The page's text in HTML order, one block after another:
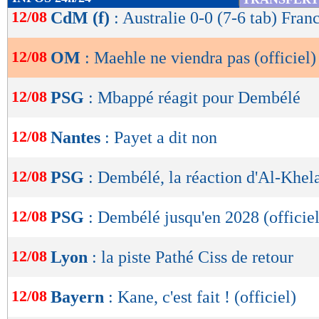
de
OK
12/08 CdM (f) : Australie 0-0 (7-6 tab)
12/08 OM : Maehle ne viendra pas (officiel)
12/08 PSG : Mbappé réagit pour Dembélé
12/08 Nantes : Payet a dit non
12/08 PSG : Dembélé, la réaction d'Al-
12/08 PSG : Dembélé jusqu'en 2028
12/08 Lyon : la piste Pathé Ciss de retour
12/08 Bayern : Kane, c'est fait ! (officiel)